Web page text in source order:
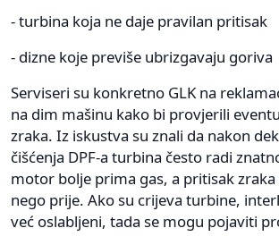
- turbina koja ne daje pravilan pritisak
- dizne koje previše ubrizgavaju goriva
Serviseri su konkretno GLK na
na dim mašinu kako bi provjerili
zraka. Iz iskustva su znali da nakon
čišćenja DPF-a turbina često radi
motor bolje prima gas, a pritisak zraka
nego prije. Ako su crijeva turbine,
već oslabljeni, tada se mogu pojaviti